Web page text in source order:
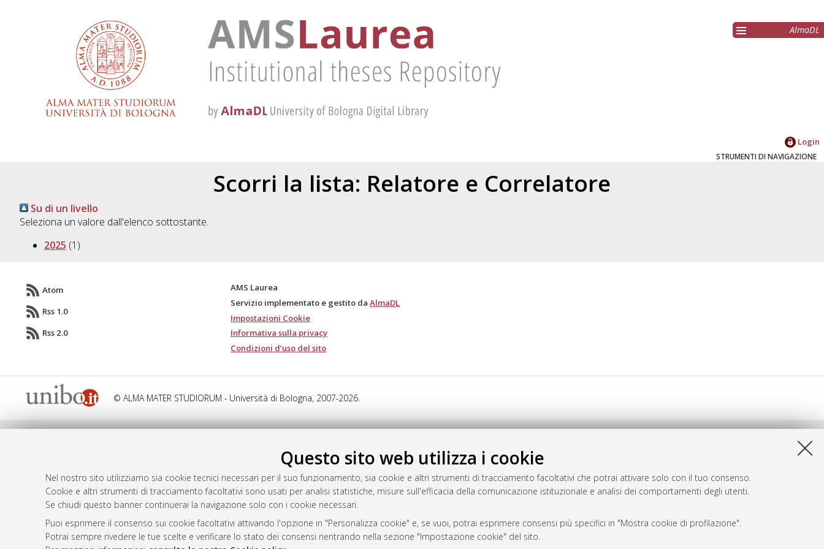
Questo sito web utilizza i cookie
Nel nostro sito utilizziamo sia cookie tecnici necessari per il suo funzionamento, sia cookie e altri strumenti di tracciamento facoltativi che potrai attivare solo con il tuo consenso.
Cookie e altri strumenti di tracciamento facoltativi sono usati per analisi statistiche, misure sull'efficacia della comunicazione istituzionale e analisi dei comportamenti degli utenti.
Se chiudi questo banner continuerai la navigazione solo con i cookie necessari.
Puoi esprimere il consenso sui cookie facoltativi attivando l'opzione in "Personalizza cookie" e, se vuoi, potrai esprimere consensi più specifici in "Mostra cookie di profilazione".
Potrai sempre rivedere le tue scelte e verificare lo stato dei consensi rientrando nella sezione "Impostazione cookie" del sito.
AlmaDL
Login
STRUMENTI DI NAVIGAZIONE
Scorri la lista: Relatore e Correlatore
Su di un livello
Seleziona un valore dall'elenco sottostante.
2025 (1)
Atom
Rss 1.0
Rss 2.0
AMS Laurea
Servizio implementato e gestito da AlmaDL
Impostazioni Cookie
Informativa sulla privacy
Condizioni d’uso del sito
© ALMA MATER STUDIORUM - Università di Bologna, 2007-2026.